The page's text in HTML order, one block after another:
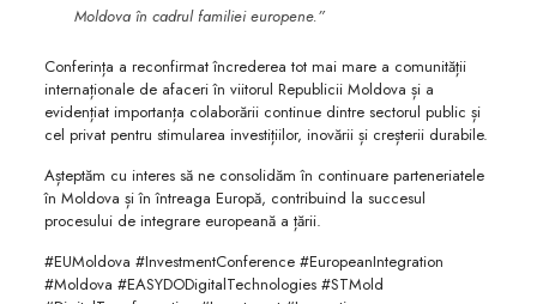
Moldova în cadrul familiei europene.”
Conferința a reconfirmat încrederea tot mai mare a comunității
internaționale de afaceri în viitorul Republicii Moldova și a
evidențiat importanța colaborării continue dintre sectorul public și
cel privat pentru stimularea investițiilor, inovării și creșterii durabile.
Așteptăm cu interes să ne consolidăm în continuare parteneriatele
în Moldova și în întreaga Europă, contribuind la succesul
procesului de integrare europeană a țării.
#EUMoldova #InvestmentConference #EuropeanIntegration
#Moldova #EASYDODigitalTechnologies #STMold